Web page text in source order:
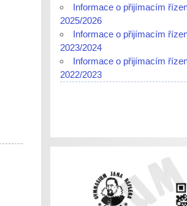
Informace o přijímacím
2025/2026
Informace o přijímacím
2023/2024
Informace o přijímacím
2022/2023